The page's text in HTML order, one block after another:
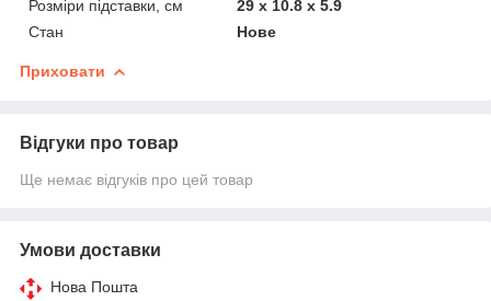
Розміри підставки, см
29 х 10.8 х 5.9
Стан
Нове
Приховати
Відгуки про товар
Ще немає відгуків про цей товар
Умови доставки
Нова Пошта